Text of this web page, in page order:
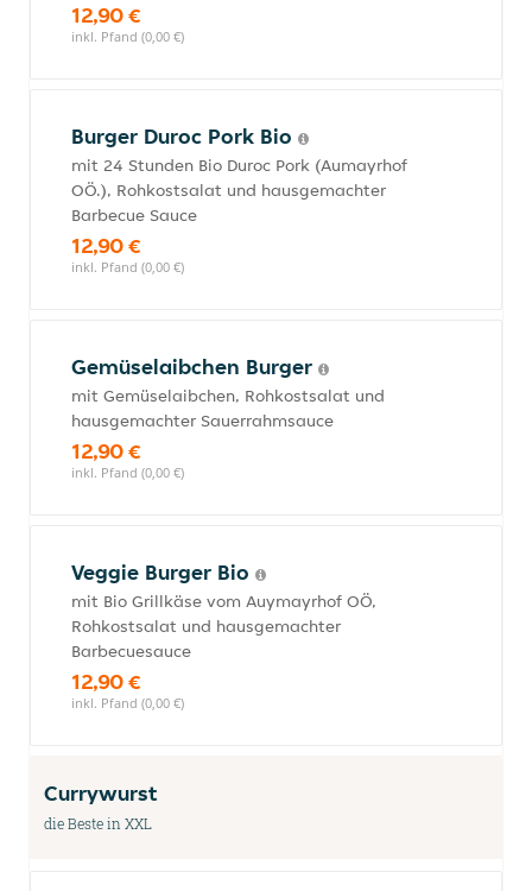
12,90 €
inkl. Pfand (0,00 €)
Burger Duroc Pork Bio
mit 24 Stunden Bio Duroc Pork (Aumayrhof
OÖ.), Rohkostsalat und hausgemachter
Barbecue Sauce
12,90 €
inkl. Pfand (0,00 €)
Gemüselaibchen Burger
mit Gemüselaibchen, Rohkostsalat und
hausgemachter Sauerrahmsauce
12,90 €
inkl. Pfand (0,00 €)
Veggie Burger Bio
mit Bio Grillkäse vom Auymayrhof OÖ,
Rohkostsalat und hausgemachter
Barbecuesauce
12,90 €
inkl. Pfand (0,00 €)
Currywurst
die Beste in XXL